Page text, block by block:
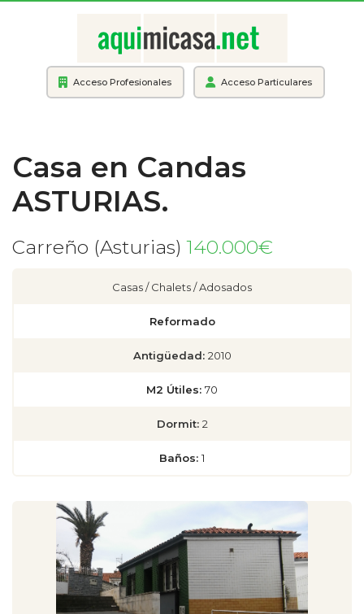
Acceso Profesionales Acceso Particulares
Casa en Candas
ASTURIAS.
Carreño (Asturias) 140.000€
Casas / Chalets / Adosados
Reformado
Antigüedad: 2010
M2 Útiles: 70
Dormit: 2
Baños: 1